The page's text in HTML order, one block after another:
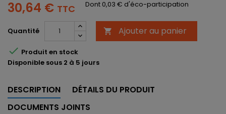
30,64 € TTC Dont 0,03 € d'éco-participation
Quantité  Ajouter au panier
 Produit en stock
Disponible sous 2 à 5 jours
DESCRIPTION
DÉTAILS DU PRODUIT
DOCUMENTS JOINTS